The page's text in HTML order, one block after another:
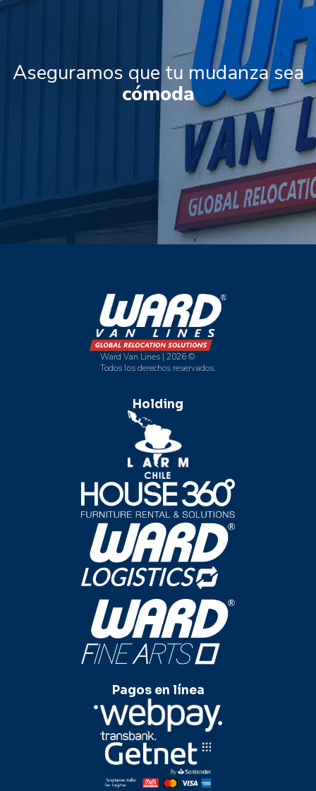
Aseguramos que tu mudanza sea
fácil
cómoda
Ward Van Lines | 2026 ©
Todos los derechos reservados.
Holding
Pagos en línea